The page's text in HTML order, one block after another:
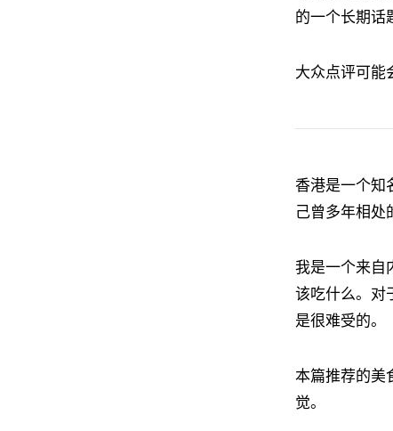
的一个长期话
大众点评可能
香港是一个知
己曾多年相处
我是一个来自
该吃什么。对
是很难受的。
本篇推荐的美
觉。